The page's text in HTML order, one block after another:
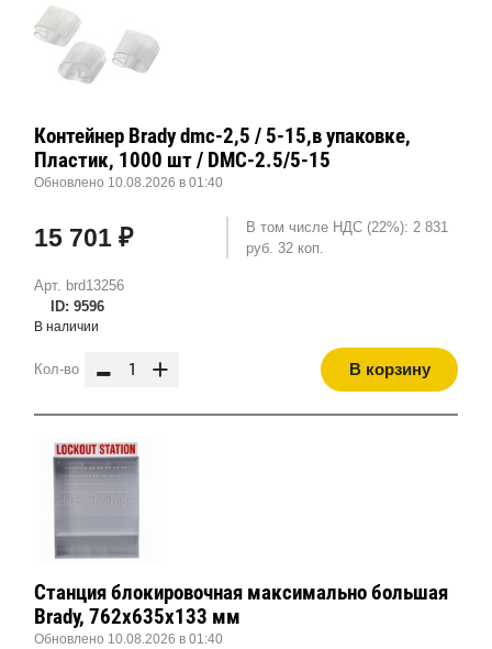
Арт. brd13256
ID: 9596
Контейнер Brady dmc-2,5 / 5-15,в упаковке,
Пластик, 1000 шт / DMC-2.5/5-15
Обновлено 10.08.2026 в 01:40
15 701 ₽
В том числе НДС (22%): 2 831
руб. 32 коп.
В наличии
Кол-во - + В корзину
Станция блокировочная максимально большая
Brady, 762x635x133 мм
Обновлено 10.08.2026 в 01:40